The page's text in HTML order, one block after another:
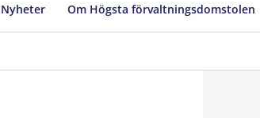
Nyheter Om Högsta förvaltningsdomstolen